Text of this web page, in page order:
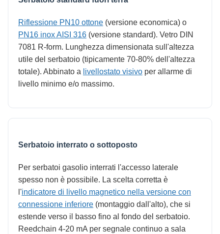
Riflessione PN10 ottone (versione economica) o
PN16 inox AISI 316 (versione standard). Vetro DIN
7081 R-form. Lunghezza dimensionata sull'altezza
utile del serbatoio (tipicamente 70-80% dell'altezza
totale). Abbinato a livellostato visivo per allarme di
livello minimo e/o massimo.
Serbatoio interrato o sottoposto
Per serbatoi gasolio interrati l'accesso laterale
spesso non è possibile. La scelta corretta è
l'indicatore di livello magnetico nella versione con
connessione inferiore (montaggio dall'alto), che si
estende verso il basso fino al fondo del serbatoio.
Reedchain 4-20 mA per segnale continuo a sala